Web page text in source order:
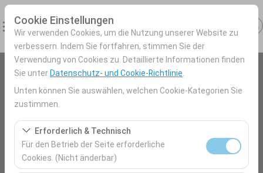
Cookie Einstellungen
Wir verwenden Cookies, um die Nutzung unserer Website zu
verbessern. Indem Sie fortfahren, stimmen Sie der
Verwendung von Cookies zu. Detaillierte Informationen finden
Sie unter Datenschutz- und Cookie-Richtlinie
Unten können Sie auswählen, welchen Cookie-Kategorien Sie
zustimmen.
Erforderlich & Technisch
Für den Betrieb der Seite erforderliche
Cookies. (Nicht änderbar)
Abholstation
Antalya Flughafen (AYT) Türkei
Eine andere Rückgabestation auswählen
Abholdatum & Zeit